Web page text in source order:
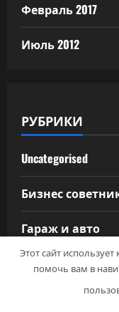
Февраль 2017
Июль 2012
РУБРИКИ
Uncategorised
Бизнес
Гараж и авто
Дача, участок
Как выбрать
Этот сайт
помочь вам в